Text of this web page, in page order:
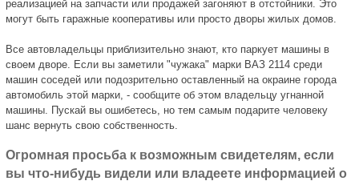
реализацией на запчасти или продажей загоняют в отстойники. Это
могут быть гаражные кооперативы или просто дворы жилых домов.
Все автовладельцы приблизительно знают, кто паркует машины в
своем дворе. Если вы заметили "чужака" марки ВАЗ 2114 среди
машин соседей или подозрительно оставленный на окраине города
автомобиль этой марки, - сообщите об этом владельцу угнанной
машины. Пускай вы ошибетесь, но тем самым подарите человеку
шанс вернуть свою собственность.
Огромная просьба к возможным свидетелям, если
вы что-нибудь видели или владеете информацией о